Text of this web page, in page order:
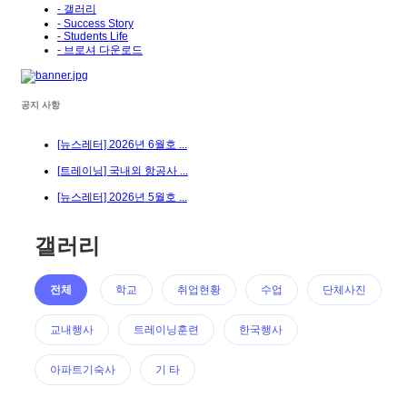
- 갤러리
- Success Story
- Students Life
- 브로셔 다운로드
공지 사항
[뉴스레터] 2026년 6월호 ...
[트레이닝] 국내외 항공사 ...
[뉴스레터] 2026년 5월호 ...
갤러리
전체 학교 취업현황 수업 단체사진
교내행사 트레이닝훈련 한국행사
아파트기숙사 기 타